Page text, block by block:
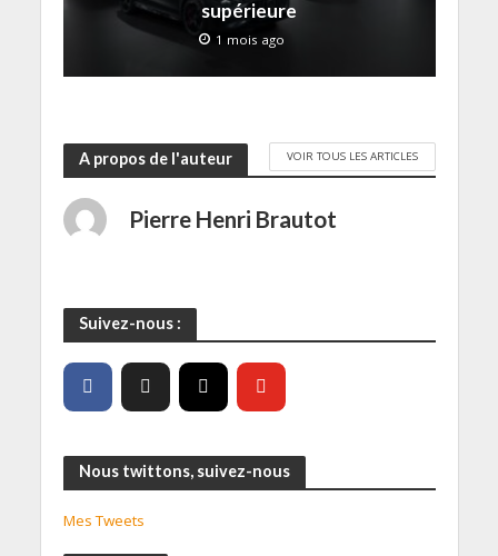
supérieure
1 mois ago
A propos de l'auteur VOIR TOUS LES ARTICLES
Pierre Henri Brautot
Suivez-nous :
Nous twittons, suivez-nous
Mes Tweets